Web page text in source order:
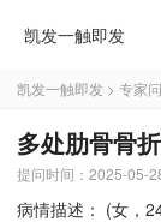
凯发一触即发
凯发一触即发 > 专家
多处肋骨骨
提问时间：2025-05-
病情描述： (女，